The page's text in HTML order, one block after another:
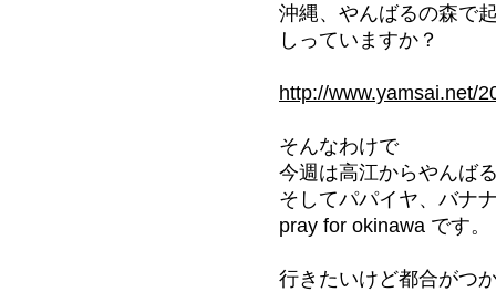
沖縄、やんばるの森で
しっていますか？
http://www.yamsai.net/
そんなわけで
今週は高江からやんば
そしてパパイヤ、バナ
pray for okinawa です。
行きたいけど都合がつ